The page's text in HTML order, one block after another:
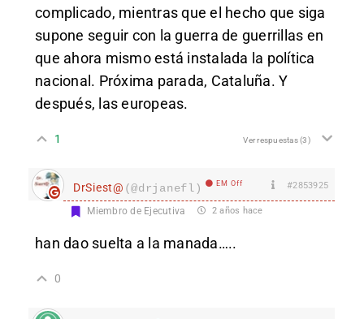
complicado, mientras que el hecho que siga
supone seguir con la guerra de guerrillas en
que ahora mismo está instalada la política
nacional. Próxima parada, Cataluña. Y
después, las europeas.
1 Ver respuestas(3)
DrSiest@ (@drjanefl) EM Off #2853925
Miembro de Ejecutiva 2 años hace
han dao suelta a la manada…..
0